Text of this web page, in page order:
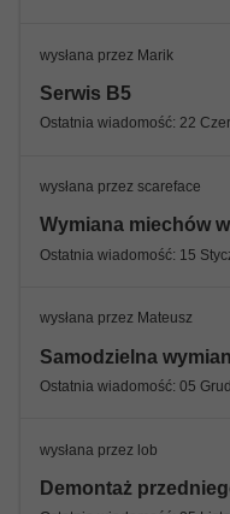
wysłana przez Marik
Serwis B5
wysłana przez scareface
wysłana przez Mateusz
wysłana przez lob